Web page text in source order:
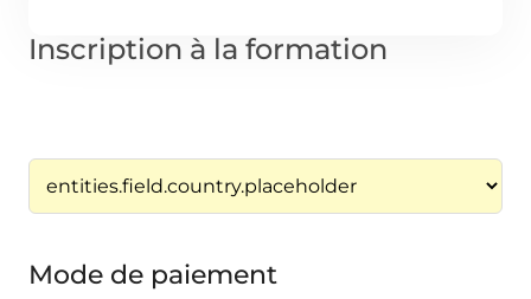
Inscription à la formation
Mode de paiement